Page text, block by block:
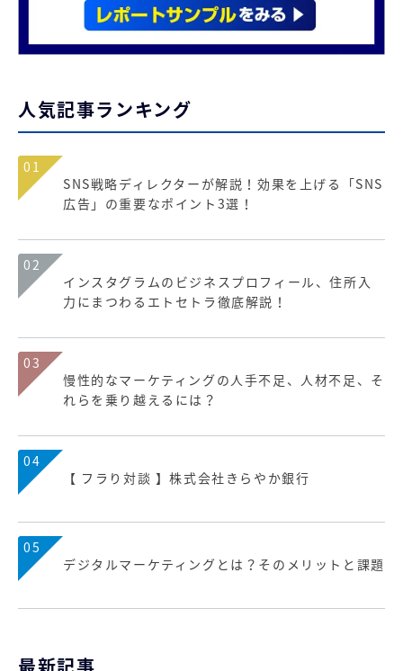
人気記事ランキング
01
SNS戦略ディレクターが解説！効果を上げる「SNS
広告」の重要なポイント3選！
02
インスタグラムのビジネスプロフィール、住所入
力にまつわるエトセトラ徹底解説！
03
慢性的なマーケティングの人手不足、人材不足、そ
れらを乗り越えるには？
04
【 フラり対談 】株式会社きらやか銀行
05
デジタルマーケティングとは？そのメリットと課題